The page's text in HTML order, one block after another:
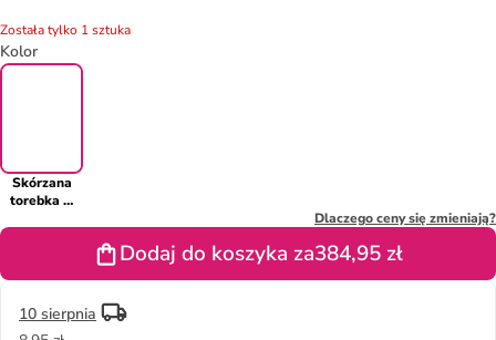
Została tylko 1 sztuka
Kolor
Skórzana
torebka w
jasnobrązowym
Dlaczego ceny się zmieniają?
Dodaj do koszyka za384,95 zł
10 sierpnia